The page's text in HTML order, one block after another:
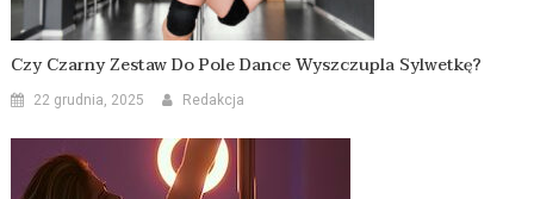
Czy Czarny Zestaw Do Pole Dance Wyszczupla Sylwetkę?
22 grudnia, 2025 Redakcja